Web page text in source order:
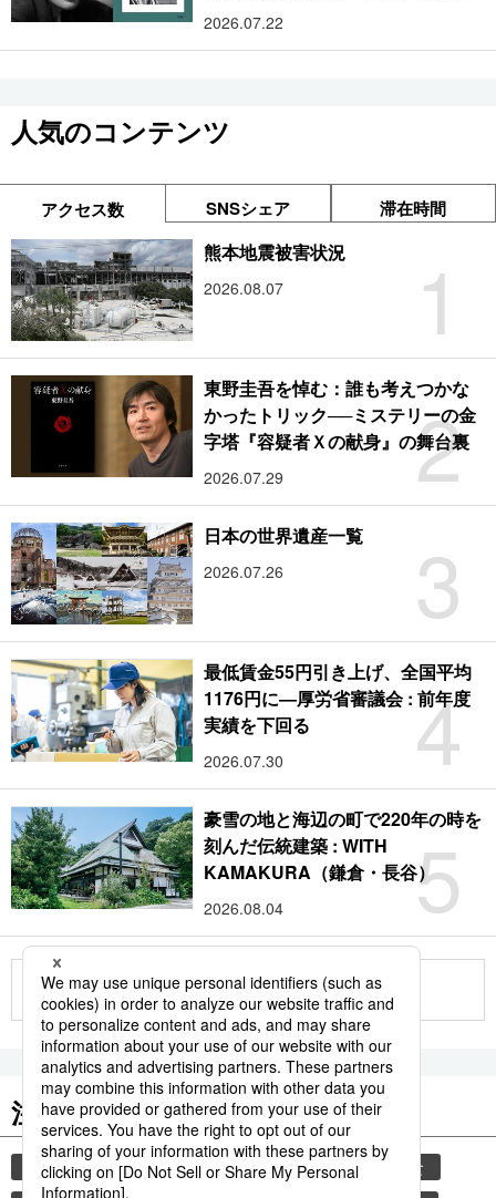
2026.07.22
人気のコンテンツ
アクセス数 SNSシェア 滞在時間
1
熊本地震被害状況
2026.08.07
2
東野圭吾を悼む：誰も考えつかな
かったトリック──ミステリーの金
字塔『容疑者Ｘの献身』の舞台裏
2026.07.29
3
日本の世界遺産一覧
2026.07.26
4
最低賃金55円引き上げ、全国平均
1176円に―厚労省審議会 : 前年度
実績を下回る
2026.07.30
5
豪雪の地と海辺の町で220年の時を
刻んだ伝統建築 : WITH
KAMAKURA（鎌倉・長谷）
2026.08.04
もっと見る
注目のキーワード
共同通信ニュース 気象・災害 災害
和食